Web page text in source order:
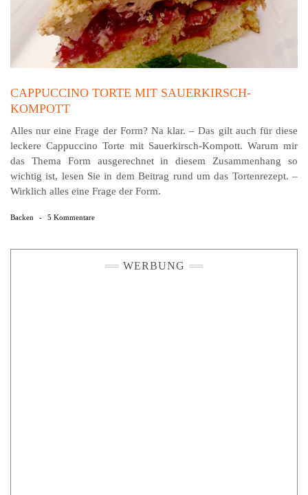
CAPPUCCINO TORTE MIT SAUERKIRSCH-
KOMPOTT
Alles nur eine Frage der Form? Na klar. – Das gilt auch für diese
leckere Cappuccino Torte mit Sauerkirsch-Kompott. Warum mir
das Thema Form ausgerechnet in diesem Zusammenhang so
wichtig ist, lesen Sie in dem Beitrag rund um das Tortenrezept. –
Wirklich alles eine Frage der Form.
Backen - 5 Kommentare
WERBUNG